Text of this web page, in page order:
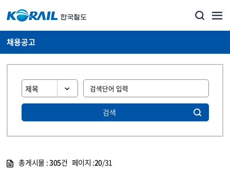
채용공고
검색
총게시물 :305건 페이지 :20/31